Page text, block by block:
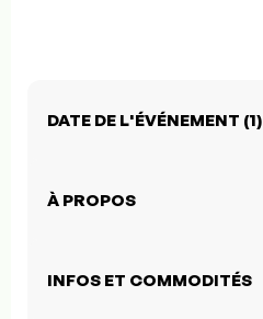
DATE DE L'ÉVÉNEMENT (1)
À PROPOS
INFOS ET COMMODITÉS